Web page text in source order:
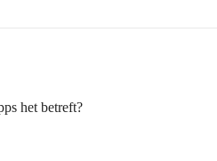
het betreft?